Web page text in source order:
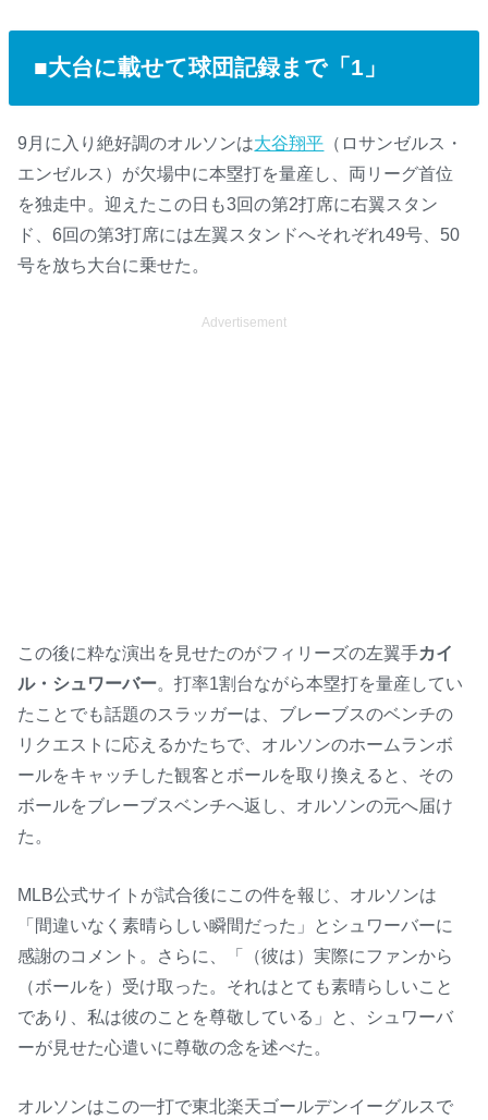
■大台に載せて球団記録まで「1」
9月に入り絶好調のオルソンは大谷翔平 （ロサンゼルス・
エンゼルス）が欠場中に本塁打を量産し、両リーグ首位
を独走中。迎えたこの日も3回の第2打席に右翼スタン
ド、6回の第3打席には左翼スタンドへそれぞれ49号、50
号を放ち大台に乗せた。
Advertisement
この後に粋な演出を見せたのがフィリーズの左翼手カイ
ル・シュワーバー。打率1割台ながら本塁打を量産してい
たことでも話題のスラッガーは、ブレーブスのベンチの
リクエストに応えるかたちで、オルソンのホームランボ
ールをキャッチした観客とボールを取り換えると、その
ボールをブレーブスベンチへ返し、オルソンの元へ届け
た。
MLB公式サイトが試合後にこの件を報じ、オルソンは
「間違いなく素晴らしい瞬間だった」とシュワーバーに
感謝のコメント。さらに、「（彼は）実際にファンから
（ボールを）受け取った。それはとても素晴らしいこと
であり、私は彼のことを尊敬している」と、シュワーバ
ーが見せた心遣いに尊敬の念を述べた。
オルソンはこの一打で東北楽天ゴールデンイーグルスで